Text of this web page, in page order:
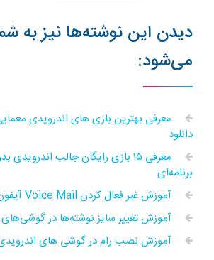
دیدن این نوشته‌ها نیز به
می‌شود:
دانلود
معرفی ۱۵ بازی رایگان جالب
برنامه‌ای
آموزش غیر فعال کردن Voice Mail آیفون (پیامگیر صوتی)
آموزش تغییر سایز نوشته‌ها در گوشی‌های
آموزش نصب رام در گوشی های